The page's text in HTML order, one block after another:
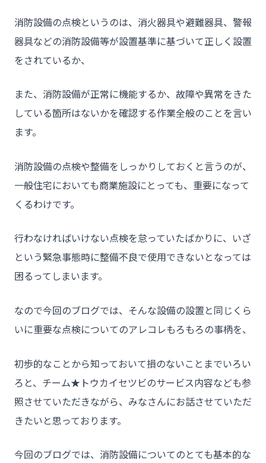
消防設備の点検というのは、消火器具や避難器具、警報
器具などの消防設備等が設置基準に基づいて正しく設置
をされているか、
また、消防設備が正常に機能するか、故障や異常をきた
している箇所はないかを確認する作業全般のことを言い
ます。
消防設備の点検や整備をしっかりしておくと言うのが、
一般住宅においても商業施設にとっても、重要になって
くるわけです。
行わなければいけない点検を怠っていたばかりに、いざ
という緊急事態時に整備不良で使用できないとなっては
困るってしまいます。
なので今回のブログでは、そんな設備の設置と同じくら
いに重要な点検についてのアレコレもろもろの事柄を、
初歩的なことから知っておいて損のないことまでいろい
ろと、チーム★トウカイセツビのサービス内容なども参
照させていただきながら、みなさんにお話させていただ
きたいと思っております。
今回のブログでは、消防設備についてのとても基本的な